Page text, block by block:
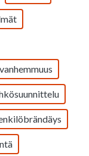
vanhemmuus